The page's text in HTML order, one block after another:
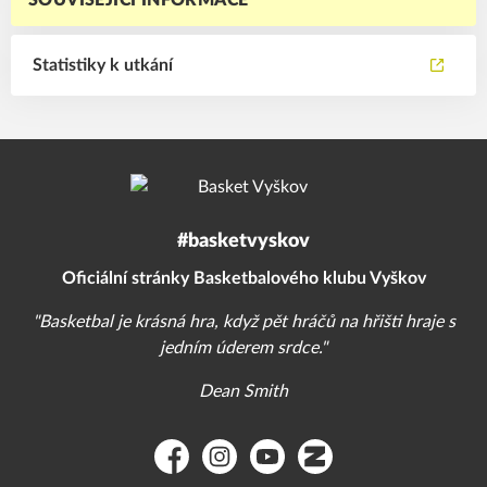
Statistiky k utkání
#basketvyskov
Oficiální stránky Basketbalového klubu Vyškov
"Basketbal je krásná hra, když pět hráčů na hřišti hraje s
jedním úderem srdce."
Dean Smith
FacebookInstagramYouTubeZonerama